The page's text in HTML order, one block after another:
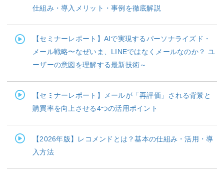
仕組み・導入メリット・事例を徹底解説
【セミナーレポート】AIで実現するパーソナライズド・
メール戦略〜なぜいま、LINEではなくメールなのか？ ユ
ーザーの意図を理解する最新技術～
【セミナーレポート】メールが「再評価」される背景と
購買率を向上させる4つの活用ポイント
【2026年版】レコメンドとは？基本の仕組み・活用・導
入方法